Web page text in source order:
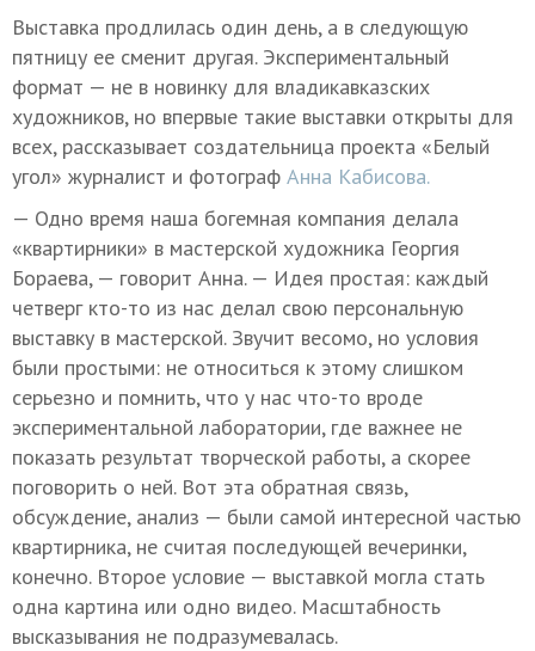
Выставка продлилась один день, а в следующую
пятницу ее сменит другая. Экспериментальный
формат — не в новинку для владикавказских
художников, но впервые такие выставки открыты для
всех, рассказывает создательница проекта «Белый
угол» журналист и фотограф Анна Кабисова.
— Одно время наша богемная компания делала
«квартирники» в мастерской художника Георгия
Бораева, — говорит Анна. — Идея простая: каждый
четверг кто-то из нас делал свою персональную
выставку в мастерской. Звучит весомо, но условия
были простыми: не относиться к этому слишком
серьезно и помнить, что у нас что-то вроде
экспериментальной лаборатории, где важнее не
показать результат творческой работы, а скорее
поговорить о ней. Вот эта обратная связь,
обсуждение, анализ — были самой интересной частью
квартирника, не считая последующей вечеринки,
конечно. Второе условие — выставкой могла стать
одна картина или одно видео. Масштабность
высказывания не подразумевалась.